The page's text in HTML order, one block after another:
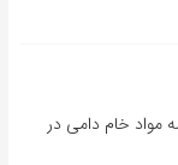
مواد خام دامی در